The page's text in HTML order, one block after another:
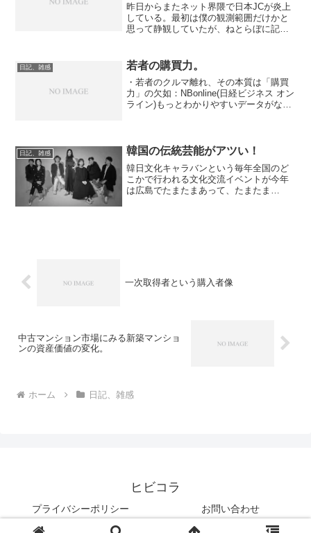
昨日からまたネット界隈で日本JCが炎上
している。最初は僕の観測範囲だけかと
思って静観していたが、ねとらぼに記事
認知されるようになったのではないかと
思う。Twitt...
日記、雑感 若者の購買力。
・若者のクルマ離れ、その本質は「購買
力」の欠如：NBonline(日経ビジネス オン
ライン)もっとわかりやすいデータがない
これだと派...
日記、雑感 韓国の伝統芸能がアツい！
韓日文化キャラバンという毎年全国のど
こかで行われる文化交流イベントが今年
は広島でたまたまあって、たまたま
一次取得者という購入者像
中古マンション市場にみる新築マンショ
ンの資産価値の変化。
ホーム 日記、雑感
ヒビコラ
プライバシーポリシー お問い合わせ